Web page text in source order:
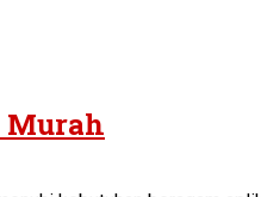
Murah